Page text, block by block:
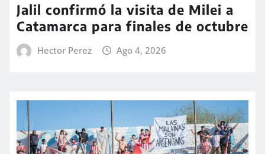
Jalil confirmó la visita de Milei a
Catamarca para finales de octubre
Hector Perez Ago 4, 2026